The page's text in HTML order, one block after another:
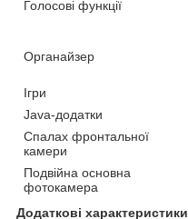
Голосові функції
Органайзер
Ігри
Java-додатки
Спалах фронтальної
камери
Подвійна основна
фотокамера
Додаткові характеристики